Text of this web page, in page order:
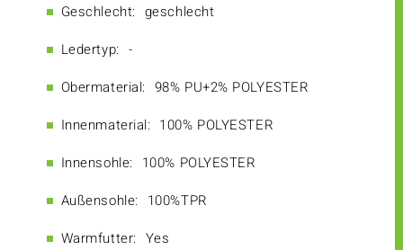
Geschlecht: geschlecht
Ledertyp: -
Obermaterial: 98% PU+2% POLYESTER
Innenmaterial: 100% POLYESTER
Innensohle: 100% POLYESTER
Außensohle: 100%TPR
Warmfutter: Yes